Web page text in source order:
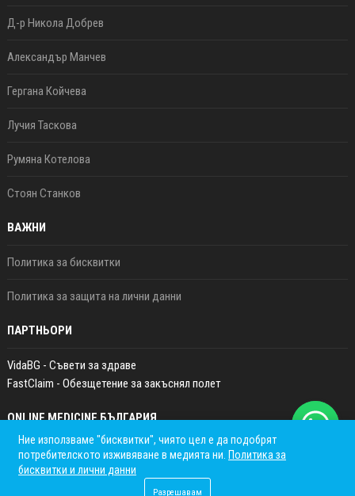
Д-р Никола Добрев
Александър Манчев
Гергана Койчева
Лучия Таскова
Румяна Котелова
Стоян Станков
ВАЖНИ
Политика за бисквитки
Политика за защита на лични данни
ПАРТНЬОРИ
VidaBG - Съвети за здраве
FastClaim - Обезщетение за закъснял полет
ONLINE MEDICINE БЪЛГАРИЯ
Ние използваме "бисквитки", чиято цел е да подобрят
потребителското изживяване в медията ни. Политика за
бисквитки и лични данни
Разрешавам